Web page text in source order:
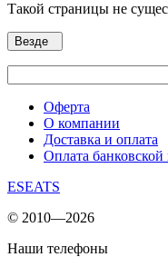
Такой страницы не
Везде
Оферта
О компании
Доставка и оплата
Оплата банковской
ESEATS
© 2010—2026
Наши телефоны